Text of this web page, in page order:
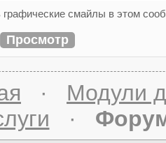
графические смайлы в этом
· Модули
·